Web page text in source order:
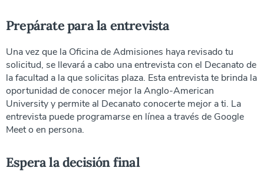
Prepárate para la entrevista
Una vez que la Oficina de Admisiones haya revisado tu
solicitud, se llevará a cabo una entrevista con el Decanato de
la facultad a la que solicitas plaza. Esta entrevista te brinda la
oportunidad de conocer mejor la Anglo-American
University y permite al Decanato conocerte mejor a ti. La
entrevista puede programarse en línea a través de Google
Meet o en persona.
Espera la decisión final